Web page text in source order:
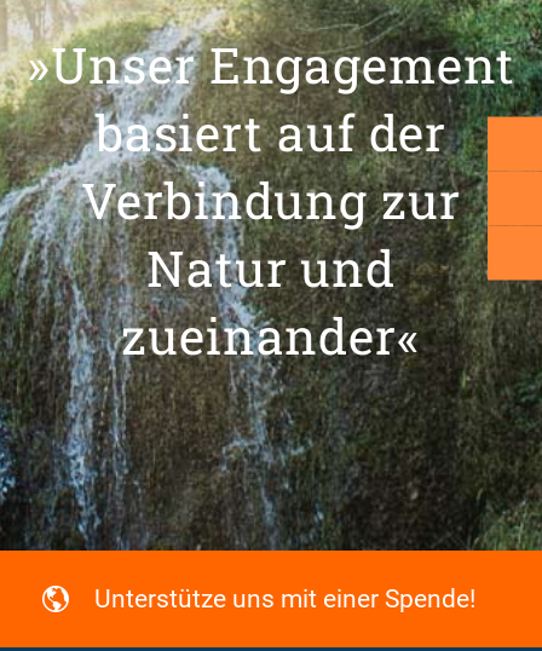
»Unser Engagement
basiert auf der
Verbindung zur
Natur und
zueinander«
Unterstütze uns mit einer Spende!